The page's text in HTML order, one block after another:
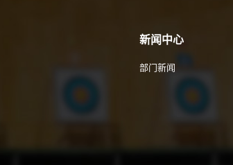
新闻中心
部门新闻